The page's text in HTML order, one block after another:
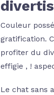
Couleur
gratification.
profiter du
effigie , !
Le chat sans